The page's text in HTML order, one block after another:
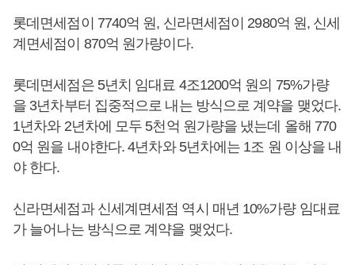
롯데면세점이 7740억 원, 신라면세점이 2980억 원, 신세
계면세점이 870억 원가량이다.
롯데면세점은 5년치 임대료 4조1200억 원의 75%가량
을 3년차부터 집중적으로 내는 방식으로 계약을 맺었다.
1년차와 2년차에 모두 5천억 원가량을 냈는데 올해 770
0억 원을 내야한다. 4년차와 5년차에는 1조 원 이상을 내
야 한다.
신라면세점과 신세계면세점 역시 매년 10%가량 임대료
가 늘어나는 방식으로 계약을 맺었다.